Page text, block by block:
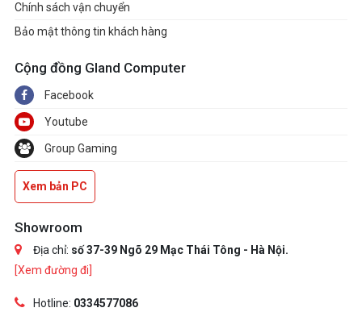
Chính sách vận chuyển
Bảo mật thông tin khách hàng
Cộng đồng Gland Computer
Facebook
Youtube
Group Gaming
Xem bản PC
Showroom
Địa chỉ: số 37-39 Ngõ 29 Mạc Thái Tông - Hà Nội.
[Xem đường đi]
Hotline: 0334577086